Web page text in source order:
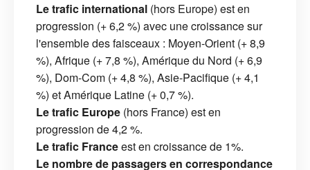
Le trafic international (hors Europe) est en
progression (+ 6,2 %) avec une croissance sur
l'ensemble des faisceaux : Moyen-Orient (+ 8,9
%), Afrique (+ 7,8 %), Amérique du Nord (+ 6,9
%), Dom-Com (+ 4,8 %), Asie-Pacifique (+ 4,1
%) et Amérique Latine (+ 0,7 %).
Le trafic Europe (hors France) est en
progression de 4,2 %.
Le trafic Franceest en croissance de 1%.
Le nombre de passagers en correspondance